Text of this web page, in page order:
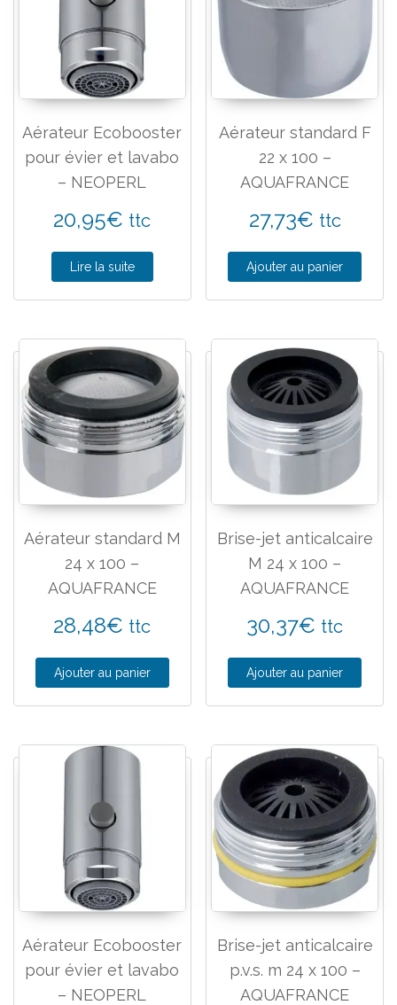
Aérateur Ecobooster
pour évier et lavabo
– NEOPERL
20,95€ ttc
Lire la suite
Aérateur standard F
22 x 100 –
AQUAFRANCE
27,73€ ttc
Ajouter au panier
Aérateur standard M
24 x 100 –
AQUAFRANCE
28,48€ ttc
Ajouter au panier
Brise-jet anticalcaire
M 24 x 100 –
AQUAFRANCE
30,37€ ttc
Ajouter au panier
Aérateur Ecobooster
pour évier et lavabo
– NEOPERL
Brise-jet anticalcaire
p.v.s. m 24 x 100 –
AQUAFRANCE